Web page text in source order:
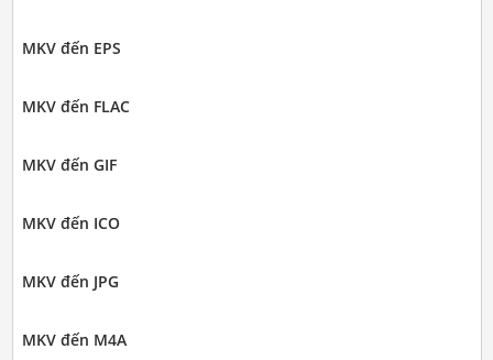
MKV đến EPS
MKV đến FLAC
MKV đến GIF
MKV đến ICO
MKV đến JPG
MKV đến M4A